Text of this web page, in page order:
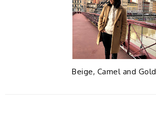
Beige, Camel and Gold